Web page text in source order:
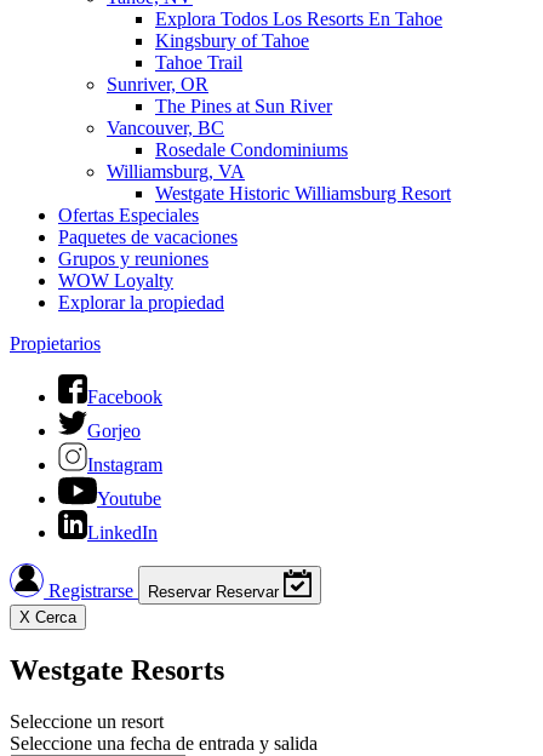
Explora Todos Los Resorts En Tahoe
Kingsbury of Tahoe
Tahoe Trail
Sunriver, OR
The Pines at Sun River
Vancouver, BC
Rosedale Condominiums
Williamsburg, VA
Westgate Historic Williamsburg Resort
Ofertas Especiales
Paquetes de vacaciones
Grupos y reuniones
WOW Loyalty
Explorar la propiedad
Propietarios
Facebook
Gorjeo
Instagram
Youtube
LinkedIn
Registrarse Reservar Reservar
X Cerca
Westgate Resorts
Seleccione un resort
Seleccione una fecha de entrada y salida